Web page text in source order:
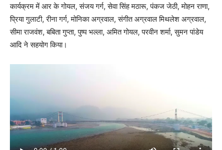
कार्यक्रम में आर के गोयल, संजय गर्ग, सेवा सिंह मठारू, पंकज जेठी, मोहन राणा,
प्रिया गुलाटी, रीना गर्ग, मोनिका अग्रवाल, संगीत अग्रवाल मिथलेश अग्रवाल,
सीमा राजवंश, बबिता गुप्ता, पुष्प भल्ला, अमित गोयल, परवीन शर्मा, सुमन पांडेय
आदि ने सहयोग किया।